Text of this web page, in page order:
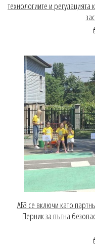
технологиите и
АБЗ се включи като
Перник за пътна